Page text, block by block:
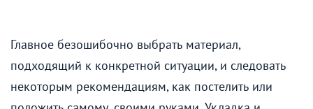
Главное безошибочно выбрать материал,
подходящий к конкретной ситуации, и следовать
некоторым рекомендациям, как постелить или